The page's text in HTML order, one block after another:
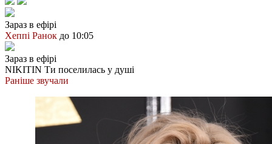
Зараз в ефірі
Хеппі Ранок до 10:05
Зараз в ефірі
NIKITIN Ти поселилась у душі
Раніше звучали